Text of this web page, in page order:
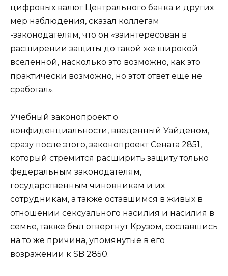
цифровых валют Центрального банка и других
мер наблюдения, сказал коллегам
-законодателям, что он «заинтересован в
расширении защиты до такой же широкой
вселенной, насколько это возможно, как это
практически возможно, но этот ответ еще не
сработал».
Учебный законопроект о
конфиденциальности, введенный Уайденом,
сразу после этого, законопроект Сената 2851,
который стремится расширить защиту только
федеральным законодателям,
государственным чиновникам и их
сотрудникам, а также оставшимся в живых в
отношении сексуального насилия и насилия в
семье, также был отвергнут Крузом, сославшись
на то же причина, упомянутые в его
возражении к SB 2850.